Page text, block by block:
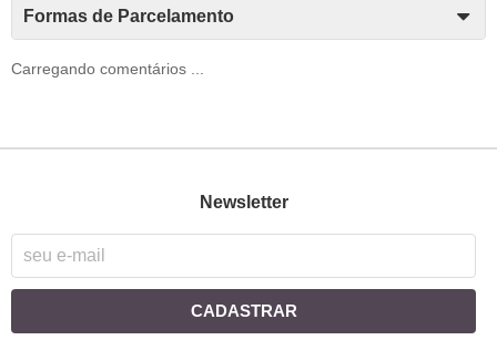
Formas de Parcelamento
Carregando comentários ...
Newsletter
CADASTRAR